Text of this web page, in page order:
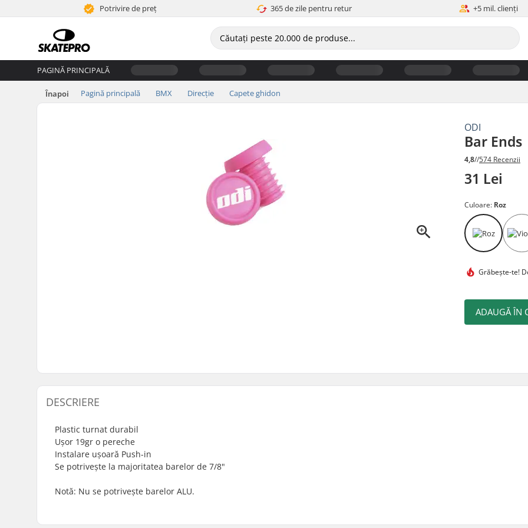
Potrivire de preț 365 de zile pentru retur +5 mil. clienți
PAGINĂ PRINCIPALĂ
Înapoi Pagină principală BMX Direcție Capete ghidon
ODI
Bar Ends
4,8//574 Recenzii
31 Lei
Culoare: Roz
Grăbește-te!
ADAUGĂ ÎN
DESCRIERE
Plastic turnat durabil
Ușor 19gr o pereche
Instalare ușoară Push-in
Se potrivește la majoritatea barelor de 7/8"
Notă: Nu se potrivește barelor ALU.